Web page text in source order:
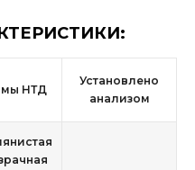
НТД
Установлено
анализом